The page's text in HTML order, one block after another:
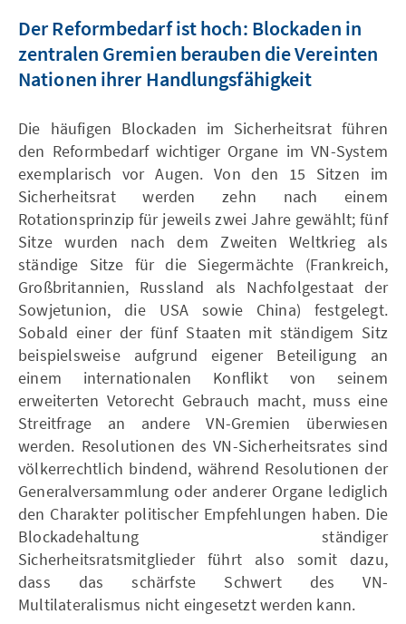
Der Reformbedarf ist hoch: Blockaden in
zentralen Gremien berauben die Vereinten
Nationen ihrer Handlungsfähigkeit
Die häufigen Blockaden im Sicherheitsrat führen
den Reformbedarf wichtiger Organe im VN-System
exemplarisch vor Augen. Von den 15 Sitzen im
Sicherheitsrat werden zehn nach einem
Rotationsprinzip für jeweils zwei Jahre gewählt; fünf
Sitze wurden nach dem Zweiten Weltkrieg als
ständige Sitze für die Siegermächte (Frankreich,
Großbritannien, Russland als Nachfolgestaat der
Sowjetunion, die USA sowie China) festgelegt.
Sobald einer der fünf Staaten mit ständigem Sitz
beispielsweise aufgrund eigener Beteiligung an
einem internationalen Konflikt von seinem
erweiterten Vetorecht Gebrauch macht, muss eine
Streitfrage an andere VN-Gremien überwiesen
werden. Resolutionen des VN-Sicherheitsrates sind
völkerrechtlich bindend, während Resolutionen der
Generalversammlung oder anderer Organe lediglich
den Charakter politischer Empfehlungen haben. Die
Blockadehaltung ständiger
Sicherheitsratsmitglieder führt also somit dazu,
dass das schärfste Schwert des VN-
Multilateralismus nicht eingesetzt werden kann.